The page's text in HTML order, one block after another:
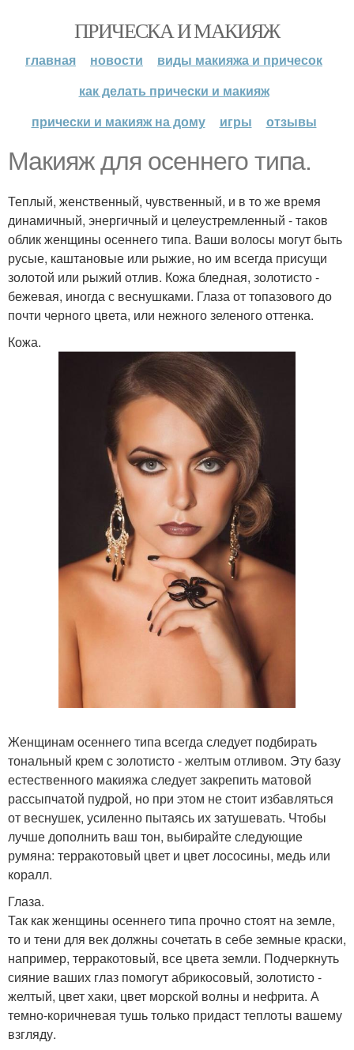
ПРИЧЕСКА И МАКИЯЖ
главная новости
виды макияжа и причесок
как делать прически и макияж
прически и макияж на дому
игры отзывы
Макияж для осеннего типа.
Теплый, женственный, чувственный, и в то же время
динамичный, энергичный и целеустремленный - таков
облик женщины осеннего типа. Ваши волосы могут быть
русые, каштановые или рыжие, но им всегда присущи
золотой или рыжий отлив. Кожа бледная, золотисто -
бежевая, иногда с веснушками. Глаза от топазового до
почти черного цвета, или нежного зеленого оттенка.
Кожа.
Женщинам осеннего типа всегда следует подбирать
тональный крем с золотисто - желтым отливом. Эту базу
естественного макияжа следует закрепить матовой
рассыпчатой пудрой, но при этом не стоит избавляться
от веснушек, усиленно пытаясь их затушевать. Чтобы
лучше дополнить ваш тон, выбирайте следующие
румяна: терракотовый цвет и цвет лососины, медь или
коралл.
Глаза.
Так как женщины осеннего типа прочно стоят на земле,
то и тени для век должны сочетать в себе земные краски,
например, терракотовый, все цвета земли. Подчеркнуть
сияние ваших глаз помогут абрикосовый, золотисто -
желтый, цвет хаки, цвет морской волны и нефрита. А
темно-коричневая тушь только придаст теплоты вашему
взгляду.